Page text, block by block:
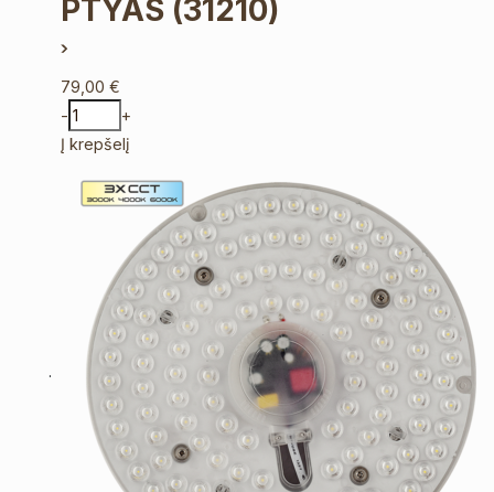
PTYAS (31210)
79,00€
-
+
Į krepšelį